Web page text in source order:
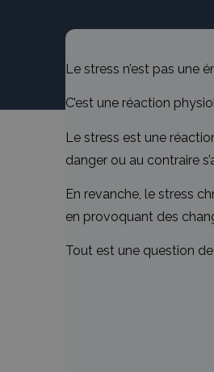
Le stress n’est pas une
C’est une réaction
Le stress est une
danger ou au contraire
En revanche, le stress
en provoquant des
Tout est une question